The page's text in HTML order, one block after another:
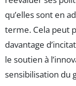
qu’elles sont en
terme. Cela peut
davantage
le soutien à
sensibilisation du